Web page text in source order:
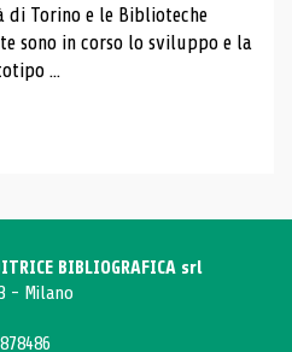
di Torino e le Biblioteche
sono in corso lo sviluppo e la
...
BIBLIOGRAFICA srl
- Milano